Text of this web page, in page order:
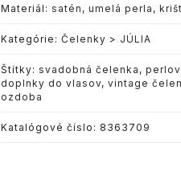
Materiál: satén , umelá perla ,
Kategórie: Čelenky > JÚLIA
Štítky: svadobná čelenka ,
doplnky do vlasov, vintage
ozdoba
Katalógové číslo: 8363709